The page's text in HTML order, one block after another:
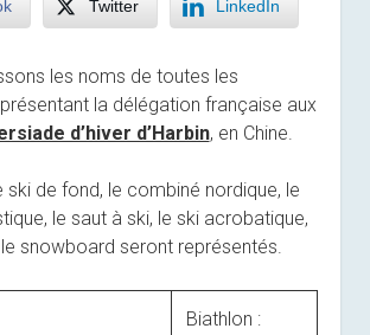
Twitter LinkedIn
les noms de toutes les
la délégation française aux
d’hiver d’Harbin, en Chine.
ski de fond, le combiné nordique, le
le saut à ski, le ski acrobatique,
le snowboard seront représentés.
Biathlon :